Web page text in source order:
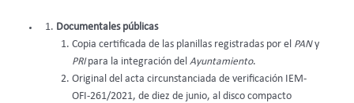
Documentales públicas
Copia certificada de las planillas registradas por el PANy
PRIpara la integración delAyuntamiento.
Original del acta circunstanciada de verificación IEM-
OFI-261/2021, de diez de junio, al disco compacto